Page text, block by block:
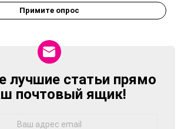
Примите опрос
лучшие статьи прямо
почтовый ящик!